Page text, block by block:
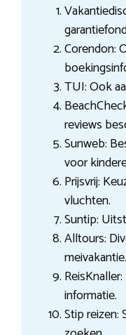
Corendon:
TUI: Ook
reviews
Sunweb:
voor
Prijsvrij:
vluchten.
Suntip:
Alltours:
meivakantie.
informatie.
Stip reizen: